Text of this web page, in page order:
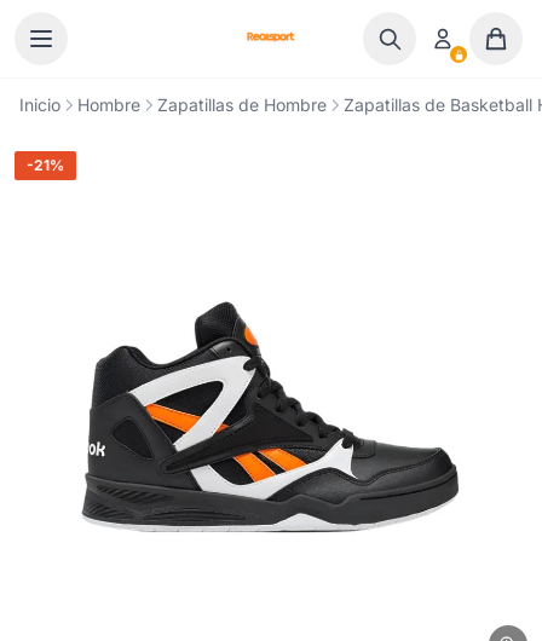
Inicio Hombre Zapatillas de Hombre Zapatillas de Basketball
-21%